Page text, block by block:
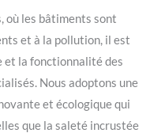
où les bâtiments sont
et à la pollution, il est
et la fonctionnalité des
Nous adoptons une
et écologique qui
que la saleté incrustée